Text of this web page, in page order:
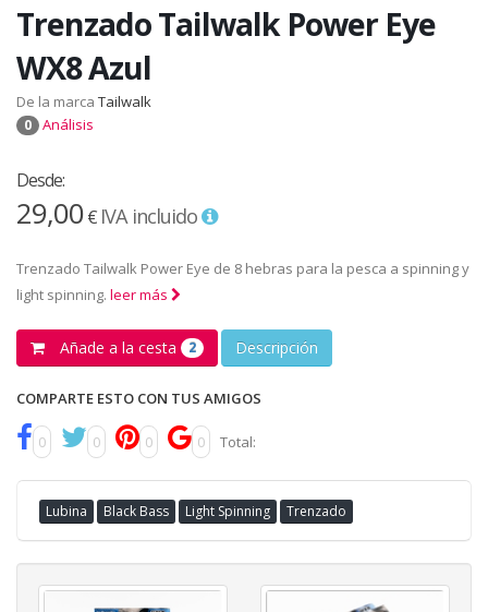
Trenzado Tailwalk Power Eye
WX8 Azul
De la marca Tailwalk
0 Análisis
Desde:
29,00€ IVA incluido
Trenzado Tailwalk Power Eye de 8 hebras para la pesca a spinning y
light spinning. leer más
Añade a la cesta 2 Descripción
COMPARTE ESTO CON TUS AMIGOS
0 0 0 0 Total:
Lubina Black Bass Light Spinning Trenzado